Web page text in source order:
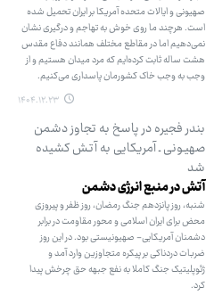
صهیونی و ایالات متحده آمریکا بر ایران تحمیل شده
است. هرچند ما روی خوش به تهاجم و درگیری نشان
نمی‌دهیم اما در مقاطع مختلف همانند دفاع مقدس
هشت ساله ثابت کرده‌ایم که مرد میدان هستیم و از
وجب به وجب خاک کشورمان پاسداری می‌کنیم.
۱۴۰۴.۱۲.۲۳
بندر فجیره در پاسخ به تجاوز دشمن
صهیـونی ـ آمریکایی به آتـش کشیده
شد
آتش در منبع انرژی دشمن
شنبه، روز پانزدهم جنگ رمضان، روز ظفر و پیروزی
محض برای ایران اسلامی و محور مقاومت در برابر
دشمنان آمریکایی- صهیونیستی بود. در این روز
ضربات دردناکی بر پیکره متجاوزین وارد آمد و
ژئوپلیتیک جنگ کاملا به نفع جبهه حق چرخش پیدا
کرد.